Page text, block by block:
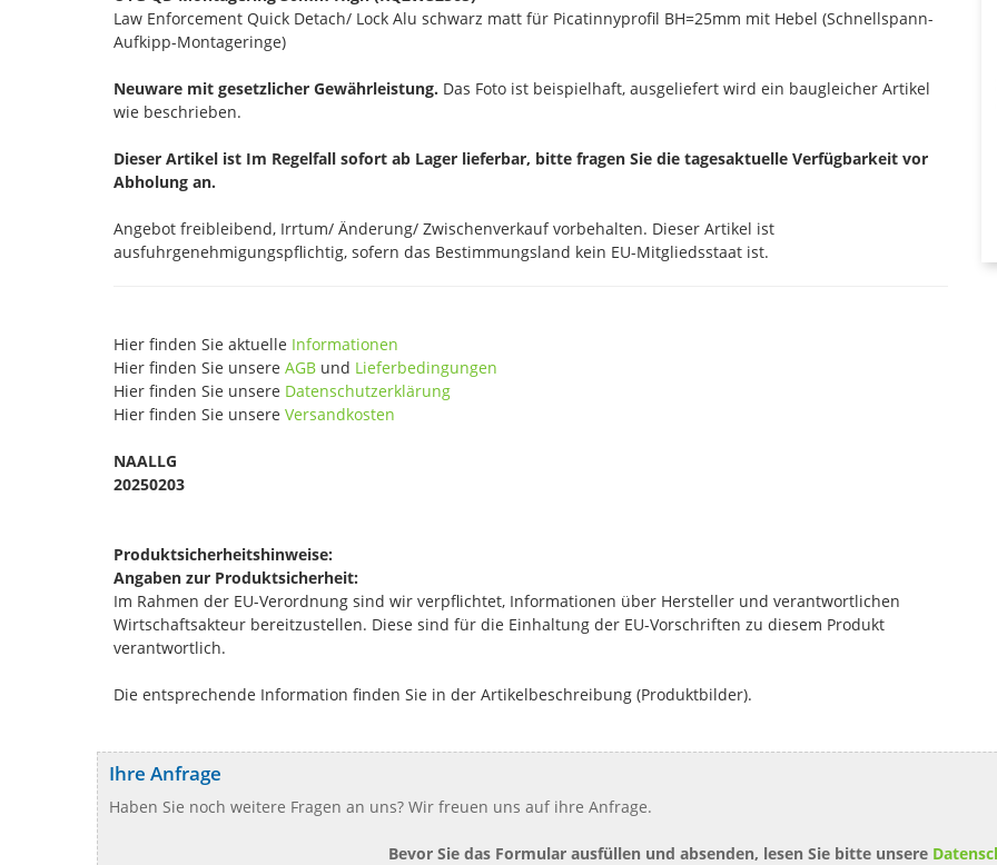
Law Enforcement Quick Detach/ Lock Alu schwarz matt für Picatinnyprofil BH=25mm mit Hebel (Schnellspann-
Aufkipp-Montageringe)
Neuware mit gesetzlicher Gewährleistung. Das Foto ist beispielhaft, ausgeliefert wird ein baugleicher Artikel
wie beschrieben.
Dieser Artikel ist Im Regelfall sofort ab Lager lieferbar, bitte fragen Sie die tagesaktuelle Verfügbarkeit vor
Abholung an.
Angebot freibleibend, Irrtum/ Änderung/ Zwischenverkauf vorbehalten. Dieser Artikel ist
ausfuhrgenehmigungspflichtig, sofern das Bestimmungsland kein EU-Mitgliedsstaat ist.
Hier finden Sie aktuelle Informationen
Hier finden Sie unsere AGB und Lieferbedingungen
Hier finden Sie unsere Datenschutzerklärung
Hier finden Sie unsere Versandkosten
NAALLG
20250203
Produktsicherheitshinweise:
Angaben zur Produktsicherheit:
Im Rahmen der EU-Verordnung sind wir verpflichtet, Informationen über Hersteller und verantwortlichen
Wirtschaftsakteur bereitzustellen. Diese sind für die Einhaltung der EU-Vorschriften zu diesem Produkt
verantwortlich.
Die entsprechende Information finden Sie in der Artikelbeschreibung (Produktbilder).
Ihre Anfrage
Haben Sie noch weitere Fragen an uns? Wir freuen uns auf ihre Anfrage.
Bevor Sie das Formular ausfüllen und absenden, lesen Sie bitte unsere